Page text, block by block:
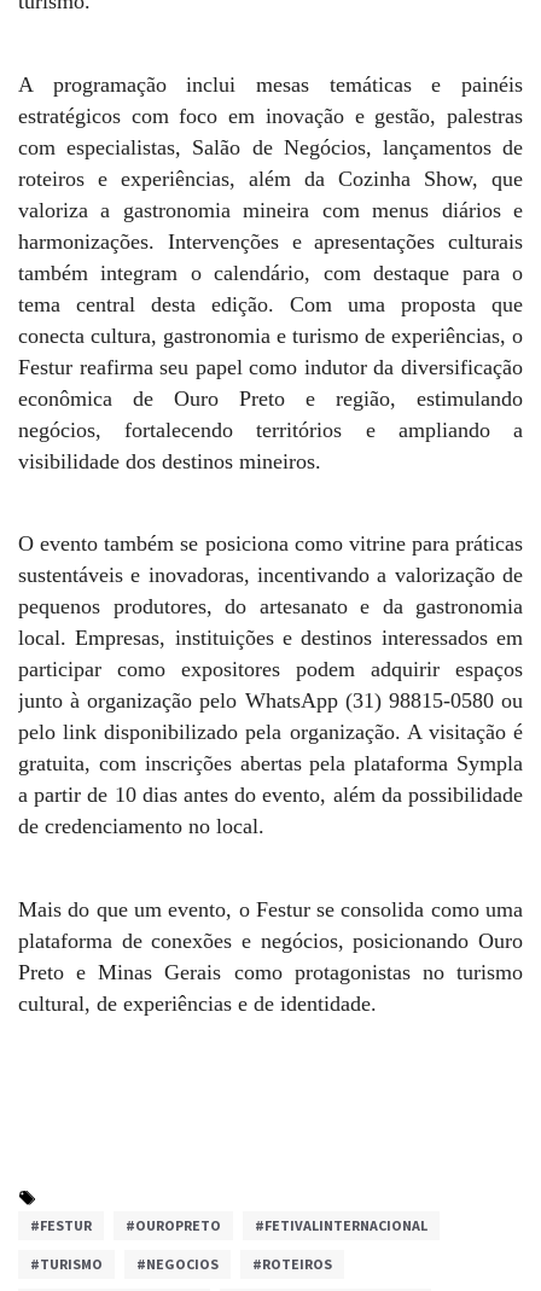
A programação inclui mesas temáticas e painéis
estratégicos com foco em inovação e gestão, palestras
com especialistas, Salão de Negócios, lançamentos de
roteiros e experiências, além da Cozinha Show, que
valoriza a gastronomia mineira com menus diários e
harmonizações. Intervenções e apresentações culturais
também integram o calendário, com destaque para o
tema central desta edição. Com uma proposta que
conecta cultura, gastronomia e turismo de experiências, o
Festur reafirma seu papel como indutor da diversificação
econômica de Ouro Preto e região, estimulando
negócios, fortalecendo territórios e ampliando a
visibilidade dos destinos mineiros.
O evento também se posiciona como vitrine para práticas
sustentáveis e inovadoras, incentivando a valorização de
pequenos produtores, do artesanato e da gastronomia
local. Empresas, instituições e destinos interessados em
participar como expositores podem adquirir espaços
junto à organização pelo WhatsApp (31) 98815-0580 ou
pelo link disponibilizado pela organização. A visitação é
gratuita, com inscrições abertas pela plataforma Sympla
a partir de 10 dias antes do evento, além da possibilidade
de credenciamento no local.
Mais do que um evento, o Festur se consolida como uma
plataforma de conexões e negócios, posicionando Ouro
Preto e Minas Gerais como protagonistas no turismo
cultural, de experiências e de identidade.
#FESTUR #OUROPRETO #FETIVALINTERNACIONAL
#TURISMO #NEGOCIOS #ROTEIROS